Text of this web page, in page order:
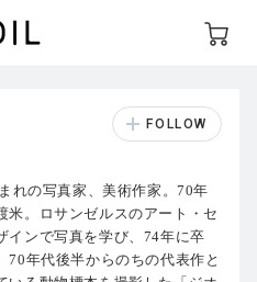
れの写真家、美術作家。70年
米。ロサンゼルスのアート・セ
インで写真を学び、74年に卒
70年代後半からのちの代表作と